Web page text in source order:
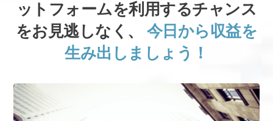
ットフォームを利用するチャンス
をお見逃しなく、 今日から収益を
生み出しましょう！